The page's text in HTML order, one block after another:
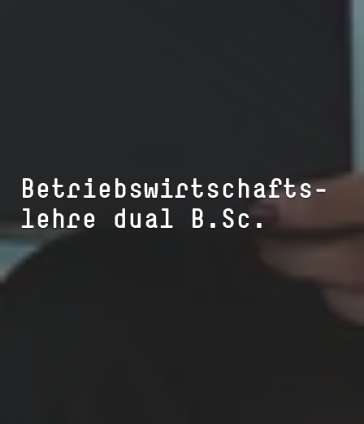
Betriebs­wirtschafts­
lehre dual B.Sc.